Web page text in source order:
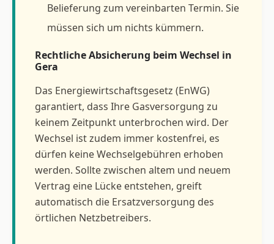
Belieferung zum vereinbarten Termin. Sie
müssen sich um nichts kümmern.
Rechtliche Absicherung beim Wechsel in
Gera
Das Energiewirtschaftsgesetz (EnWG)
garantiert, dass Ihre Gasversorgung zu
keinem Zeitpunkt unterbrochen wird. Der
Wechsel ist zudem immer kostenfrei, es
dürfen keine Wechselgebühren erhoben
werden. Sollte zwischen altem und neuem
Vertrag eine Lücke entstehen, greift
automatisch die Ersatzversorgung des
örtlichen Netzbetreibers.